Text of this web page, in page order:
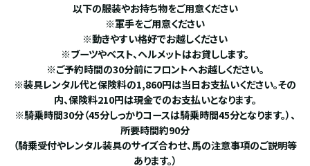
以下の服装やお持ち物をご用意ください
※軍手をご用意ください
※動きやすい格好でお越しください
※ブーツやベスト、ヘルメットはお貸しします。
※ご予約時間の30分前にフロントへお越しください。
※装具レンタル代と保険料の1,860円は当日お支払いください。その
内、保険料210円は現金でのお支払いとなります。
※騎乗時間30分（45分しっかりコースは騎乗時間45分となります。）、
所要時間約90分
（騎乗受付やレンタル装具のサイズ合わせ、馬の注意事項のご説明等
あります。）